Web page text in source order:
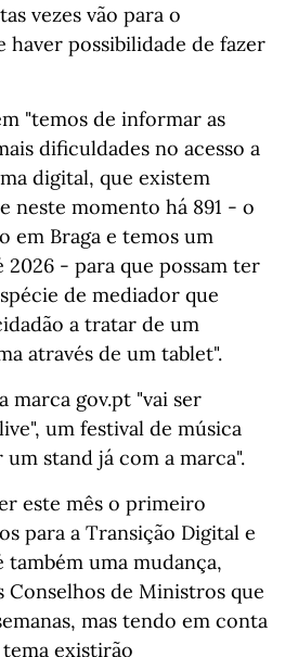
vezes vão para o
haver possibilidade de fazer
"temos de informar as
dificuldades no acesso a
digital, que existem
neste momento há 891 - o
em Braga e temos um
- para que possam ter
de mediador que
a tratar de um
através de um tablet".
marca gov.pt "vai ser
um festival de música
um stand já com a marca".
este mês o primeiro
para a Transição Digital e
uma mudança,
Conselhos de Ministros que
mas tendo em conta
existirão